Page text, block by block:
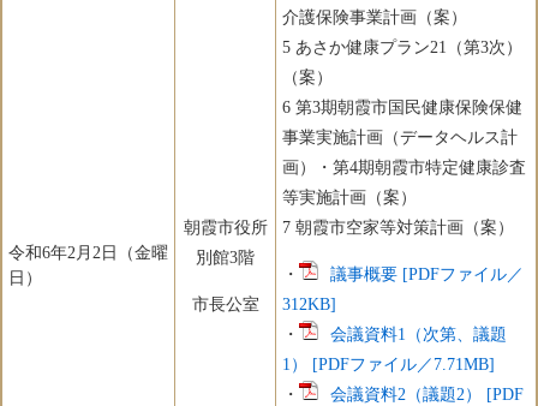
令和6年2月2日（金曜
日）
朝霞市役所
別館3階
市長公室
介護保険事業計画（案）
5 あさか健康プラン21（第3次）
（案）
6 第3期朝霞市国民健康保険保健
事業実施計画（データヘルス計
画）・第4期朝霞市特定健康診査
等実施計画（案）
7 朝霞市空家等対策計画（案）
・
議事概要 [PDFファイル／
312KB]
​・
会議資料1（次第、議題
1） [PDFファイル／7.71MB]
・
会議資料2（議題2） [PDF